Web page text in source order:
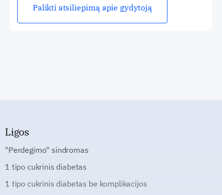
Palikti atsiliepimą apie gydytoją
Ligos
"Perdegimo" sindromas
1 tipo cukrinis diabetas
1 tipo cukrinis diabetas be komplikacijos